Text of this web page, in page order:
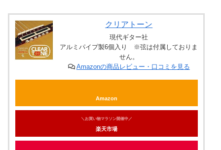
クリアトーン
現代ギター社
アルミパイプ製6個入り ※弦は付属しておりま
せん。
Amazonの商品レビュー・口コミを見る
Amazon
＼お買い物マラソン開催中／
楽天市場